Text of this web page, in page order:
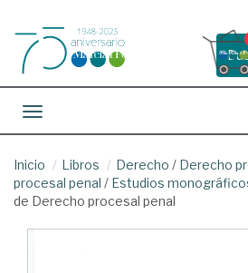
Toggle navigation
Inicio Libros Derecho / Derecho
procesal penal / Estudios
de Derecho procesal penal